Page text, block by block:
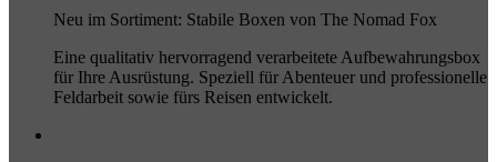
Neu im Sortiment: Stabile Boxen von The Nomad Fox
Eine qualitativ hervorragend verarbeitete Aufbewahrungsbox
für Ihre Ausrüstung. Speziell für Abenteuer und professionelle
Feldarbeit sowie fürs Reisen entwickelt.